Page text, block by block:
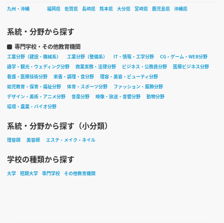
九州・沖縄
福岡県 佐賀県 長崎県 熊本県 大分県 宮崎県 鹿児島県 沖縄県
系統・分野から探す
専門学校・その他教育機関
工業分野（建設・機械系） 工業分野（整備系） IT・情報・工学分野
CG・ゲーム・WEB分野
語学・観光・ウェディング分野
商業実務・法律分野 ビジネス・公務員分野
医療ビジネス分野
看護・医療技術分野
栄養・調理・食分野
理容・美容・ビューティ分野
幼児教育・保育・福祉分野
体育・スポーツ分野
ファッション・服飾分野
デザイン・美術・アニメ分野
音楽分野 映像・放送・音響分野
動物分野
環境・農業・バイオ分野
系統・分野から探す（小分類）
理容師 美容師 エステ・メイク・ネイル
学校の種類から探す
大学 短期大学 専門学校 その他教育機関